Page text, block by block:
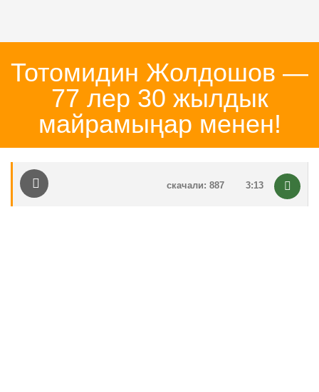
Тотомидин Жолдошов —
77 лер 30 жылдык
майрамыңар менен!
3:13
скачали: 887